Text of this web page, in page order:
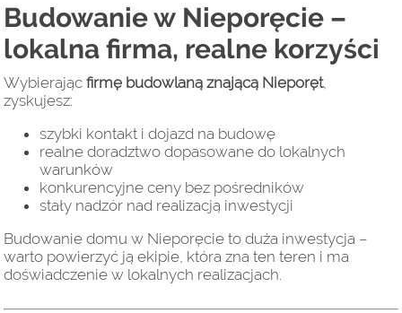
Budowanie w Nieporęcie –
lokalna firma, realne korzyści
Wybierającfirmę budowlaną znającą Nieporęt,
zyskujesz:
szybki kontakt i dojazd na budowę
realne doradztwo dopasowane do lokalnych
warunków
konkurencyjne ceny bez pośredników
stały nadzór nad realizacją inwestycji
Budowanie domu w Nieporęcie to duża inwestycja –
warto powierzyć ją ekipie, która zna ten teren i ma
doświadczenie w lokalnych realizacjach.